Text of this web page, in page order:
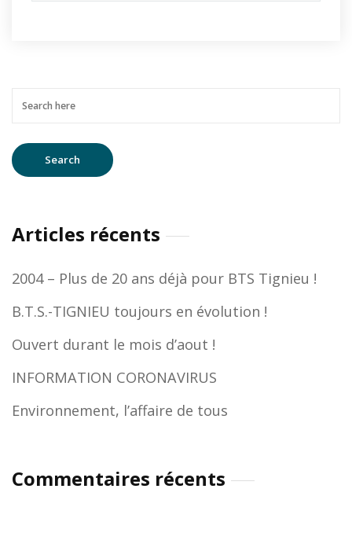
Articles récents
2004 – Plus de 20 ans déjà pour BTS Tignieu !
B.T.S.-TIGNIEU toujours en évolution !
Ouvert durant le mois d’aout !
INFORMATION CORONAVIRUS
Environnement, l’affaire de tous
Commentaires récents